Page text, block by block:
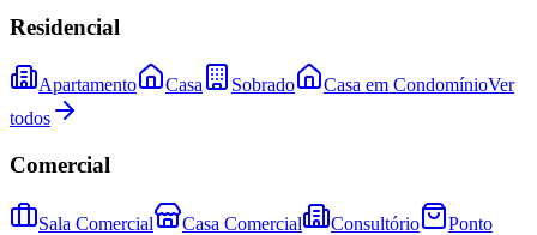
Residencial
Apartamento Casa Sobrado Casa em CondomínioVer
todos
Comercial
Sala Comercial Casa Comercial Consultório
Ponto